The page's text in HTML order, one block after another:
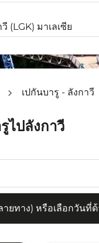
เปกันบารู - ลังกาวี
ไปลังกาวี
ยทาง) หรือเลือกวันที่
าง) หรือเลือกวันที่ด้า